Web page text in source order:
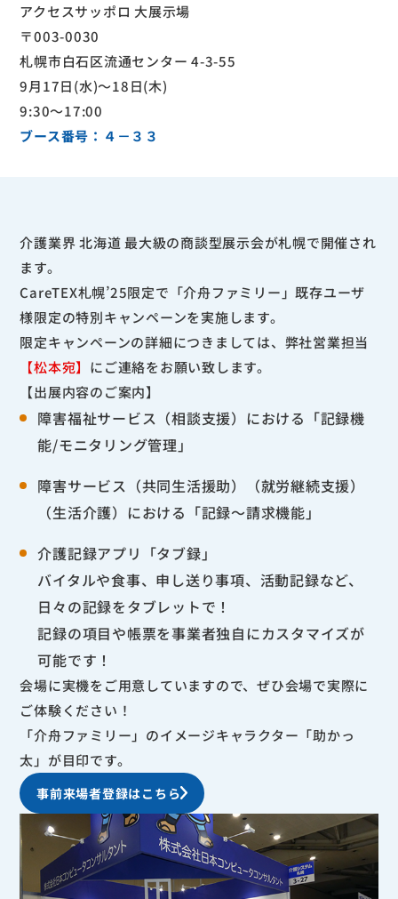
アクセスサッポロ 大展示場
〒003-0030
札幌市白石区流通センター 4-3-55
9月17日(水)～18日(木)
9:30～17:00
ブース番号：４－３３
介護業界 北海道 最大級の商談型展示会が札幌で開催され
ます。
CareTEX札幌’25限定で「介舟ファミリー」既存ユーザ
様限定の特別キャンペーンを実施します。
限定キャンペーンの詳細につきましては、弊社営業担当
【松本宛】 にご連絡をお願い致します。
【出展内容のご案内】
障害福祉サービス（相談支援）における「記録機
能/モニタリング管理」
障害サービス（共同生活援助）（就労継続支援）
（生活介護）における「記録～請求機能」
介護記録アプリ「タブ録」
バイタルや食事、申し送り事項、活動記録など、
日々の記録をタブレットで！
記録の項目や帳票を事業者独自にカスタマイズが
可能です！
会場に実機をご用意していますので、ぜひ会場で実際に
ご体験ください！
「介舟ファミリー」のイメージキャラクター「助かっ
太」が目印です。
事前来場者登録はこちら